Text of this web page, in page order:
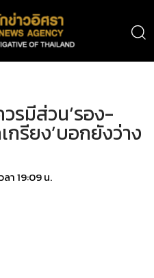
รมีส่วน‘รอง-
กรียง’บอกยังว่าง
า 19:09 น.